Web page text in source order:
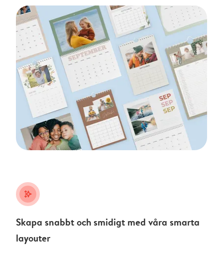
stars_plus
Skapa snabbt och smidigt med våra smarta
layouter